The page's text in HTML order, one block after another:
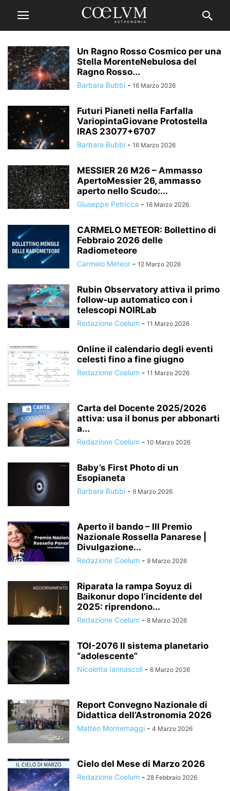
Un Ragno Rosso Cosmico per una
Stella MorenteNebulosa del
Ragno Rosso...
Barbara Bubbi - 16 Marzo 2026
Futuri Pianeti nella Farfalla
VariopintaGiovane Protostella
IRAS 23077+6707
Barbara Bubbi - 16 Marzo 2026
MESSIER 26 M26 – Ammasso
ApertoMessier 26, ammasso
aperto nello Scudo:...
Giuseppe Petricca - 16 Marzo 2026
CARMELO METEOR: Bollettino di
Febbraio 2026 delle
Radiometeore
Carmelo Meteor - 12 Marzo 2026
Rubin Observatory attiva il primo
follow-up automatico con i
telescopi NOIRLab
Redazione Coelum - 11 Marzo 2026
Online il calendario degli eventi
celesti fino a fine giugno
Redazione Coelum - 11 Marzo 2026
Carta del Docente 2025/2026
attiva: usa il bonus per abbonarti
a...
Redazione Coelum - 10 Marzo 2026
Baby’s First Photo di un
Esopianeta
Barbara Bubbi - 9 Marzo 2026
Aperto il bando – III Premio
Nazionale Rossella Panarese |
Divulgazione...
Redazione Coelum - 9 Marzo 2026
Riparata la rampa Soyuz di
Baikonur dopo l’incidente del
2025: riprendono...
Redazione Coelum - 8 Marzo 2026
TOI-2076 Il sistema planetario
“adolescente”
Nicoletta Iannascoli - 6 Marzo 2026
Report Convegno Nazionale di
Didattica dell’Astronomia 2026
Matteo Montemaggi - 4 Marzo 2026
Cielo del Mese di Marzo 2026
Redazione Coelum - 28 Febbraio 2026